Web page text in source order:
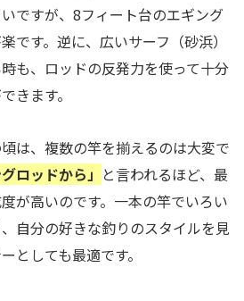
ですが、8フィート台のエギング
です。逆に、広いサーフ（砂浜）
も、ロッドの反発力を使って十分
きます。
は、複数の竿を揃えるのは大変で
ロッドから」 と言われるほど、最
が高いのです。一本の竿でいろい
自分の好きな釣りのスタイルを見
としても最適です。